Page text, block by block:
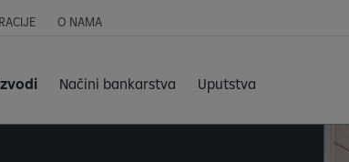
O NAMA
Načini bankarstva Uputstva